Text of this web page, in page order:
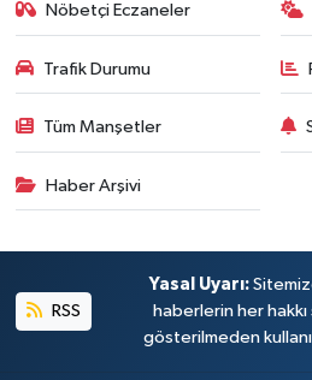
Nöbetçi Eczaneler
Trafik Durumu
Tüm Manşetler
Haber Arşivi
RSS
Yasal Uyarı:
haberlerin her hakkı
gösterilmeden